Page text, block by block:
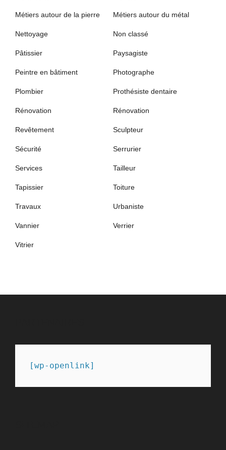
Métiers autour de la pierre Métiers autour du métal
Nettoyage Non classé
Pâtissier Paysagiste
Peintre en bâtiment Photographe
Plombier Prothésiste dentaire
Rénovation Rénovation
Revêtement Sculpteur
Sécurité Serrurier
Services Tailleur
Tapissier Toiture
Travaux Urbaniste
Vannier Verrier
Vitrier
[wp-openlink]